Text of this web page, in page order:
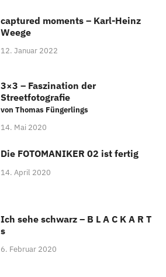
captured moments – Karl-Heinz
Weege
12. Januar 2022
3×3 – Faszination der
Streetfotografie
von Thomas Füngerlings
14. Mai 2020
Die FOTOMANIKER 02 ist fertig
14. April 2020
Ich sehe schwarz – B L A C K A R T
s
6. Februar 2020